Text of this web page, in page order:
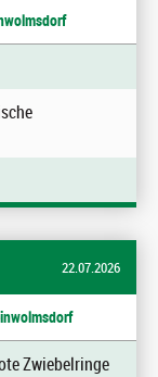
22.07.2026
Zwiebelringe